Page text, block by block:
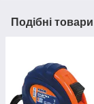
Подібні